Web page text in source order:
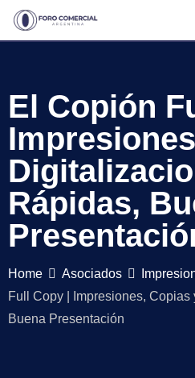
Skip
El Copión
Rápidas,
Home Asociados
Full Copy | Impresiones,
Buena Presentación